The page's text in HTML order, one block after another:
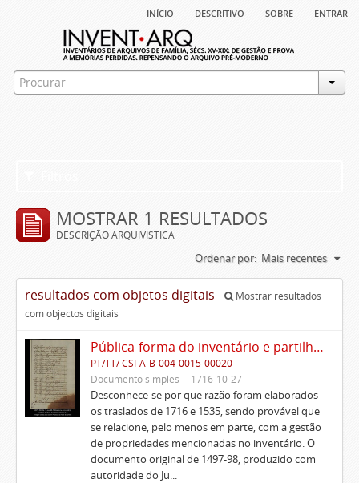
início descritivo sobre entrar
MOSTRAR 1 RESULTADOS
DESCRIÇÃO ARQUIVÍSTICA
Ordenar por: Mais recentes
resultados com objetos digitais
Mostrar resultados
com objectos digitais
Pública-forma do inventário e partilhas dos bens de Vasco Queimado
PT/TT/ CSI-A-B-004-0015-00020
Documento simples
1716-10-27
Desconhece-se por que razão foram elaborados
os traslados de 1716 e 1535, sendo provável que
se relacione, pelo menos em parte, com a gestão
de propriedades mencionadas no inventário. O
documento original de 1497-98, produzido com
autoridade do Ju...